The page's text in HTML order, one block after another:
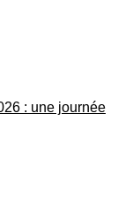
: une journée